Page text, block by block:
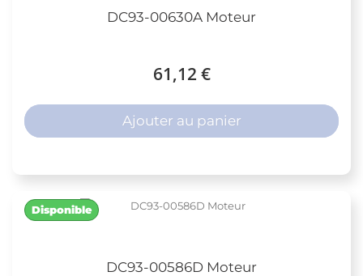
DC93-00630A Moteur
61,12 €
Ajouter au panier
DC93-00586D Moteur
Disponible